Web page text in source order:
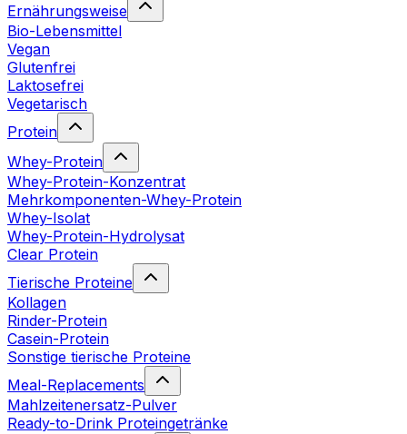
Ernährungsweise
Bio-Lebensmittel
Vegan
Glutenfrei
Laktosefrei
Vegetarisch
Protein
Whey-Protein
Whey-Protein-Konzentrat
Mehrkomponenten-Whey-Protein
Whey-Isolat
Whey-Protein-Hydrolysat
Clear Protein
Tierische Proteine
Kollagen
Rinder-Protein
Casein-Protein
Sonstige tierische Proteine
Meal-Replacements
Mahlzeitenersatz-Pulver
Ready-to-Drink Proteingetränke